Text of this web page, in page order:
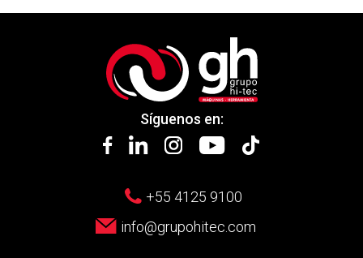
Síguenos en:
+55 4125 9100
info@grupohitec.com